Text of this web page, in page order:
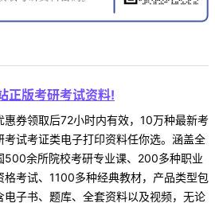
正版考研考试资料!
惠券领取后72小时内有效，10万种最新考
考试考证类电子打印资料任你选。涵盖全
500余所院校考研专业课、200多种职业
格考试、1100多种经典教材，产品类型包
电子书、题库、全套资料以及视频，无论